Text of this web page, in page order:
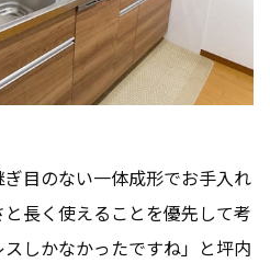
目のない一体成形でお手入れ
長く使えることを優先して考
しかなかったですね」と坪内